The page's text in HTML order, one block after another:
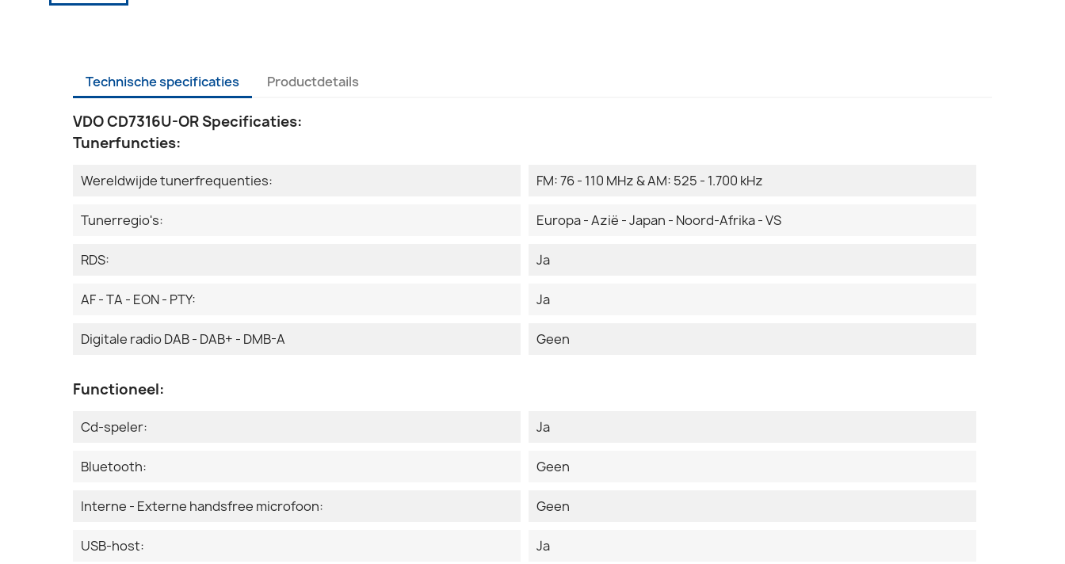
Technische specificaties Productdetails
VDO CD7316U-OR Specificaties:
Tunerfuncties:
Wereldwijde tunerfrequenties: FM: 76 - 110 MHz & AM: 525 - 1.700 kHz
Tunerregio's: Europa - Azië - Japan - Noord-Afrika - VS
RDS: Ja
AF - TA - EON - PTY: Ja
Digitale radio DAB - DAB+ - DMB-A Geen
Functioneel:
Cd-speler: Ja
Bluetooth: Geen
Interne - Externe handsfree microfoon: Geen
USB-host: Ja